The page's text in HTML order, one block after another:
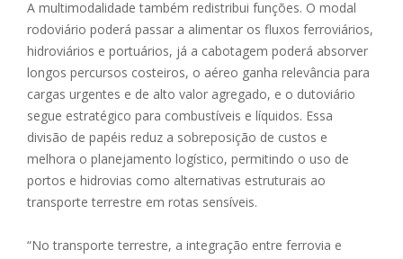
A multimodalidade também redistribui funções. O modal
rodoviário poderá passar a alimentar os fluxos ferroviários,
hidroviários e portuários, já a cabotagem poderá absorver
longos percursos costeiros, o aéreo ganha relevância para
cargas urgentes e de alto valor agregado, e o dutoviário
segue estratégico para combustíveis e líquidos. Essa
divisão de papéis reduz a sobreposição de custos e
melhora o planejamento logístico, permitindo o uso de
portos e hidrovias como alternativas estruturais ao
transporte terrestre em rotas sensíveis.
“No transporte terrestre, a integração entre ferrovia e